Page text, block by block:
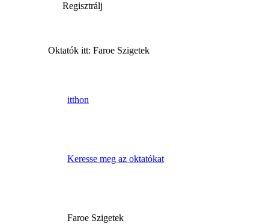
Regisztrálj
Oktatók itt: Faroe Szigetek
itthon
Keresse meg az oktatókat
Faroe Szigetek